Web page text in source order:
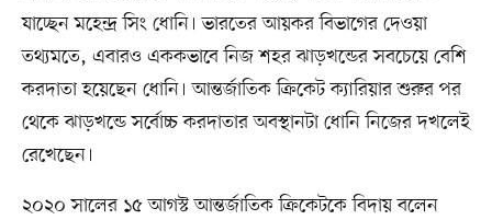
যাচ্ছেন মহেন্দ্র সিং ধোনি। ভারতের আয়কর বিভাগের দেওয়া
তথ্যমতে, এবারও এককভাবে নিজ শহর ঝাড়খন্ডের সবচেয়ে বেশি
করদাতা হয়েছেন ধোনি। আন্তর্জাতিক ক্রিকেট ক্যারিয়ার শুরুর পর
থেকে ঝাড়খন্ডে সর্বোচ্চ করদাতার অবস্থানটা ধোনি নিজের দখলেই
রেখেছেন।
২০২০ সালের ১৫ আগস্ট আন্তর্জাতিক ক্রিকেটকে বিদায় বলেন